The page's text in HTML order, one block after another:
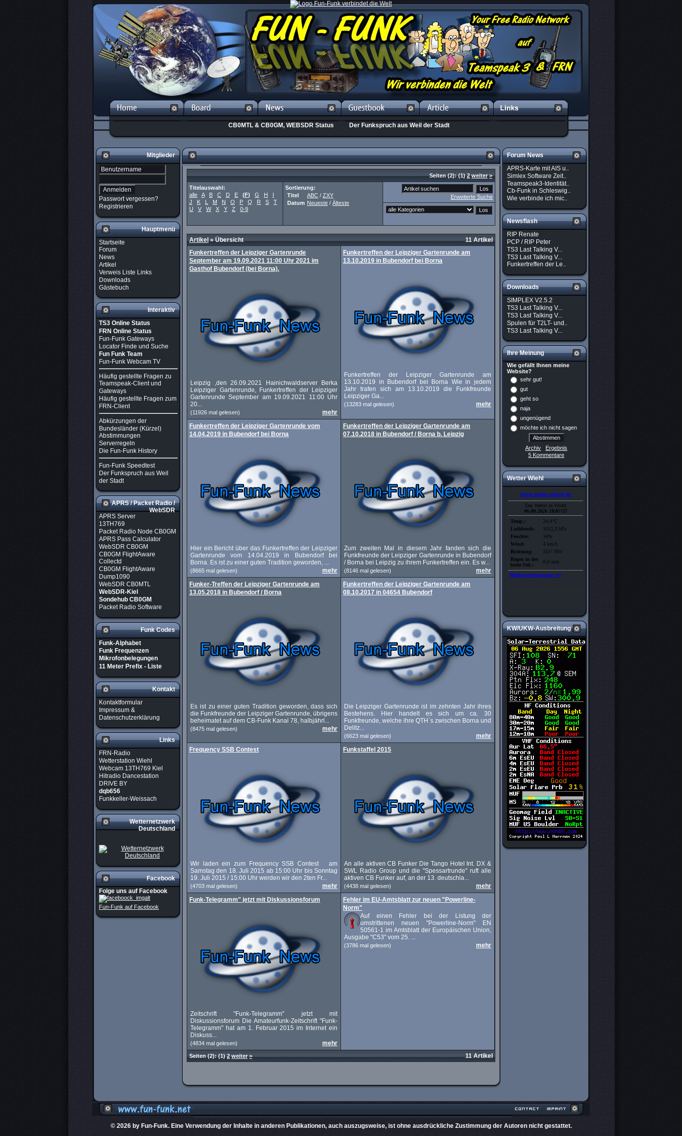
CB0MTL & CB0GM, WEBSDR Status Der Funkspruch aus Weil der Stadt
Mitglieder
Passwort vergessen?
Registrieren
Hauptmenü
Startseite
Forum
News
Artikel
Verweis Liste Links
Downloads
Gästebuch
Interaktiv
TS3 Online Status
FRN Online Status
Fun-Funk Gateways
Locator Finde und Suche
Fun Funk Team
Fun-Funk Webcam TV
Häufig gestellte Fragen zu
Teamspeak-Client und
Gateways
Häufig gestellte Fragen zum
FRN-Client
Abkürzungen der
Bundesländer (Kürzel)
Abstimmungen
Serverregeln
Die Fun-Funk History
Fun-Funk Speedtest
Der Funkspruch aus Weil
der Stadt
APRS / Packet Radio /
WebSDR
APRS Server
13TH769
Packet Radio Node CB0GM
APRS Pass Calculator
WebSDR CB0GM
CB0GM FlightAware
Collectd
CB0GM FlightAware
Dump1090
WebSDR CB0MTL
WebSDR-Kiel
Sondehub CB0GM
Packet Radio Software
Funk Codes
Funk-Alphabet
Funk Frequenzen
Mikrofonbelegungen
11 Meter Prefix - Liste
Kontakt
Kontaktformular
Impressum &
Datenschutzerklärung
Links
FRN-Radio
Wetterstation Wiehl
Webcam 13TH769 Kiel
Hitradio Dancestation
DRIVE BY
dqb656
Funkkeller-Weissach
Wetternetzwerk
Deutschland
Facebook
Folge uns auf Facebook
Fun-Funk auf Facebook
Seiten(2):(1) 2 weiter >
Titelauswahl:
alle
A B C D E (F) G H
I
J
K L M N O P Q R S
T
U
V W X Y Z 0-9
Sortierung:
Titel
ABC / ZXY
Datum Neueste / Älteste
Erweiterte Suche
Artikel»Übersicht
11 Artikel
Funkertreffen der Leipziger Gartenrunde
September am 19.09.2021 11:00 Uhr 2021 im
Gasthof Bubendorf (bei Borna).
Leipzig ,den 26.09.2021 Hainichwaldserver Berka
Leipziger Gartenrunde, Funkertreffen der Leipziger
Gartenrunde September am 19.09.2021 11:00 Uhr
20...
(11926 mal gelesen) mehr
Funkertreffen der Leipziger Gartenrunde am
13.10.2019 in Bubendorf bei Borna
Funkertreffen der Leipziger Gartenrunde am
13.10.2019 in Bubendorf bei Borna Wie in jedem
Jahr trafen sich am 13.10.2019 die Funkfreunde
Leipziger Ga...
(13283 mal gelesen) mehr
Funkertreffen der Leipziger Gartenrunde vom
14.04.2019 in Bubendorf bei Borna
Hier ein Bericht über das Funkertreffen der Leipziger
Gartenrunde vom 14.04.2019 in Bubendorf bei
Borna. Es ist zu einer guten Tradition geworden, ...
(8665 mal gelesen) mehr
Funkertreffen der Leipziger Gartenrunde am
07.10.2018 in Bubendorf / Borna b. Leipzig
Zum zweiten Mal in diesem Jahr fanden sich die
Funkfreunde der Leipziger Gartenrunde in Bubendorf
/ Borna bei Leipzig zu ihrem Funkertreffen ein. Es w...
(8146 mal gelesen)
mehr
Funker-Treffen der Leipziger Gartenrunde am
13.05.2018 in Bubendorf / Borna
Es ist zu einer guten Tradition geworden, dass sich
die Funkfreunde der Leipziger Gartenrunde, übrigens
beheimatet auf dem CB-Funk Kanal 78, halbjährl...
(8475 mal gelesen) mehr
Funkertreffen der Leipziger Gartenrunde am
08.10.2017 in 04654 Bubendorf
Die Leipziger Gartenrunde ist im zehnten Jahr ihres
Bestehens. Hier handelt es sich um ca. 30
Funkfreunde, welche ihre QTH`s zwischen Borna und
Delitz...
(6623 mal gelesen)
mehr
Frequency SSB Contest
Wir laden ein zum Frequency SSB Contest am
Samstag den 18. Juli 2015 ab 15:00 Uhr bis Sonntag
19. Juli 2015 / 15:00 Uhr werden wir den 2ten Fr...
(4703 mal gelesen) mehr
Funkstaffel 2015
An alle aktiven CB Funker Die Tango Hotel Int. DX &
SWL Radio Group und die "Spessartrunde" ruft alle
aktiven CB Funker auf, an der 13. deutschla...
(4438 mal gelesen)
mehr
Funk-Telegramm" jetzt mit Diskussionsforum
Zeitschrift "Funk-Telegramm" jetzt mit
Diskussionsforum Die Amateurfunk-Zeitschrift "Funk-
Telegramm" hat am 1. Februar 2015 im Internet ein
Diskuss...
(4834 mal gelesen) mehr
Fehler im EU-Amtsblatt zur neuen "Powerline-
Norm"
Auf einen Fehler bei der Listung der
umstrittenen neuen "Powerline-Norm" EN
50561-1 im Amtsblatt der Europäischen Union,
Ausgabe "C53" vom 25. ...
(3786 mal gelesen) mehr
Seiten(2):(1) 2 weiter > 11 Artikel
Forum News
APRS-Karte mit AIS u..
Simlex Software Zeit..
Teamspeak3-Identität..
Cb-Funk in Schleswig..
Wie verbinde ich mic..
Newsflash
RIP Renate
PCP / RIP Peter
TS3 Last Talking V...
TS3 Last Talking V...
Funkertreffen der Le..
Downloads
SIMPLEX V2.5.2
TS3 Last Talking V...
TS3 Last Talking V...
Spulen für T2LT- und..
TS3 Last Talking V...
Ihre Meinung
Wie gefällt Ihnen meine
Website?
sehr gut!
gut
geht so
naja
ungenügend
möchte ich nicht sagen
Archiv
Ergebnis
5 Kommentare
Wetter Wiehl
KW/UKW-Ausbreitung
© 2026 by Fun-Funk. Eine Verwendung der Inhalte in anderen Publikationen, auch auszugsweise, ist ohne ausdrückliche Zustimmung der Autoren nicht gestattet.